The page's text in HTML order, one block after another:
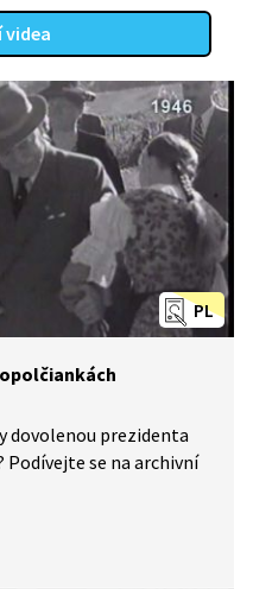
videa
PL
dovolenou prezidenta
Podívejte se na archivní